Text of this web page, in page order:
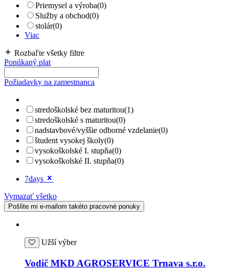
Priemysel a výroba(0)
Služby a obchod(0)
stolár(0)
Viac
Rozbaľte všetky filtre
Ponúkaný plat
Požiadavky na zamestnanca
stredoškolské bez maturitou(1)
stredoškolské s maturitou(0)
nadstavbové/vyššie odborné vzdelanie(0)
študent vysokej školy(0)
vysokoškolské I. stupňa(0)
vysokoškolské II. stupňa(0)
7days
Vymazať všetko
Pošlite mi e-mailom takéto pracovné ponuky
Užší výber
Vodič MKD AGROSERVICE Trnava s.r.o.